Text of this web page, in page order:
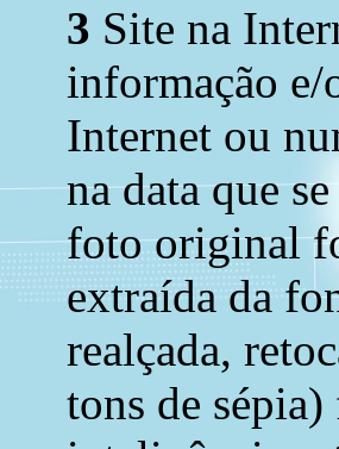
3 Site na
informação
Internet ou
na data que
foto original
extraída da
realçada,
tons de